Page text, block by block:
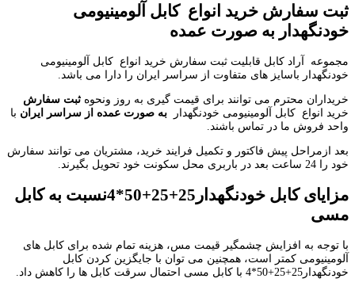
ثبت سفارش خرید انواع کابل آلومینیومی
خودنگهدار به صورت عمده
مجموعه آراد کابل قابلیت ثبت سفارش خرید انواع کابل آلومینیومی
خودنگهدار باسایز های متفاوت از سراسر ایران را دارا می باشد.
خریداران محترم می توانند برای قیمت گیری به روز ونحوه ثبت سفارش
خرید انواع کابل آلومینیومی خودنگهدار
به صورت عمده از سراسر ایران با
واحد فروش ما در تماس باشند.
بعد ازمراحل پیش فاکتور و تکمیل فرایند خرید، مشتریان می توانند سفارش
خود را 24 ساعت بعد در باربری محل سکونت خود تحویل بگیرند.
مزایای کابل خودنگهدار25+25+50*4نسبت به کابل
مسی
با توجه به افزایش چشمگیر قیمت مس، هزینه تمام شده برای کابل های
آلومینیومی کمتر است، همچنین می توان با جایگزین کردن کابل
خودنگهدار25+25+50*4 با کابل مسی احتمال سرقت کابل ها را کاهش داد.